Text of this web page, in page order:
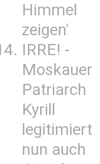
Himmel
zeigen'
IRRE! -
Moskauer
Patriarch
Kyrill
legitimiert
nun auch